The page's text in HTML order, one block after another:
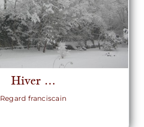
Hiver …
Regard franciscain